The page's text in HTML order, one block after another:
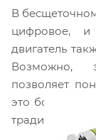
В
цифровое,
двигатель
Возможно,
позволяет
это большой